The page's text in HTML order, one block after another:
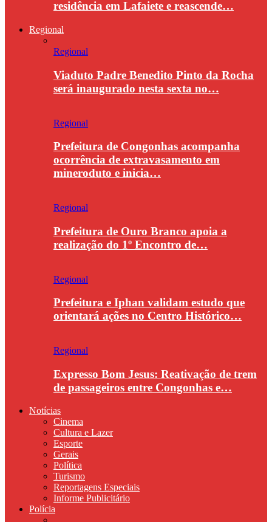
residência em Lafaiete e reascende…
Regional
Regional
Viaduto Padre Benedito Pinto da Rocha
será inaugurado nesta sexta no…
Regional
Prefeitura de Congonhas acompanha
ocorrência de extravasamento em
mineroduto e inicia…
Regional
Prefeitura de Ouro Branco apoia a
realização do 1º Encontro de…
Regional
Prefeitura e Iphan validam estudo que
orientará ações no Centro Histórico…
Regional
Expresso Bom Jesus: Reativação de trem
de passageiros entre Congonhas e…
Notícias
Cinema
Cultura e Lazer
Esporte
Gerais
Política
Turismo
Reportagens Especiais
Informe Publicitário
Polícia